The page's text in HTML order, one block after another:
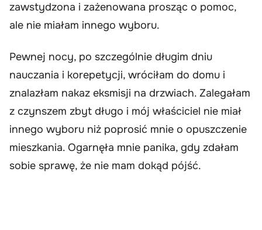
zawstydzona i zażenowana prosząc o pomoc,
ale nie miałam innego wyboru.
Pewnej nocy, po szczególnie długim dniu
nauczania i korepetycji, wróciłam do domu i
znalazłam nakaz eksmisji na drzwiach. Zalegałam
z czynszem zbyt długo i mój właściciel nie miał
innego wyboru niż poprosić mnie o opuszczenie
mieszkania. Ogarnęła mnie panika, gdy zdałam
sobie sprawę, że nie mam dokąd pójść.